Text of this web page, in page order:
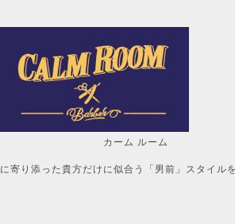
カーム ルーム
自分だけの「男前
に寄り添った貴方だけに似合う「男前」スタイル